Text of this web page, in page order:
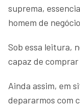
suprema,
homem de
Sob essa leitura,
capaz de
Ainda assim, em
depararmos com